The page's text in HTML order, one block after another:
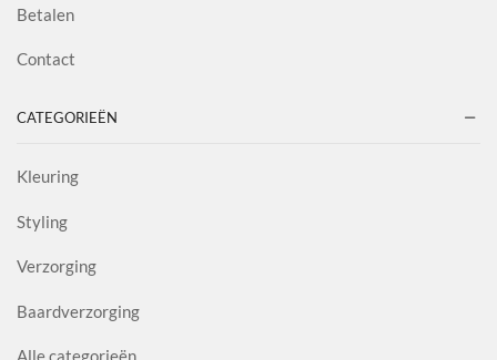
Betalen
Contact
CATEGORIEËN
Kleuring
Styling
Verzorging
Baardverzorging